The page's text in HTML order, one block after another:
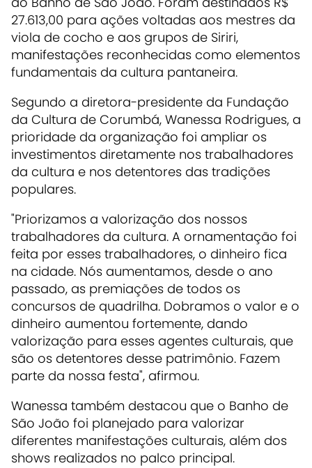
27.613,00 para ações voltadas aos mestres da
viola de cocho e aos grupos de Siriri,
manifestações reconhecidas como elementos
fundamentais da cultura pantaneira.
Segundo a diretora-presidente da Fundação
da Cultura de Corumbá, Wanessa Rodrigues, a
prioridade da organização foi ampliar os
investimentos diretamente nos trabalhadores
da cultura e nos detentores das tradições
populares.
"Priorizamos a valorização dos nossos
trabalhadores da cultura. A ornamentação foi
feita por esses trabalhadores, o dinheiro fica
na cidade. Nós aumentamos, desde o ano
passado, as premiações de todos os
concursos de quadrilha. Dobramos o valor e o
dinheiro aumentou fortemente, dando
valorização para esses agentes culturais, que
são os detentores desse patrimônio. Fazem
parte da nossa festa", afirmou.
Wanessa também destacou que o Banho de
São João foi planejado para valorizar
diferentes manifestações culturais, além dos
shows realizados no palco principal.